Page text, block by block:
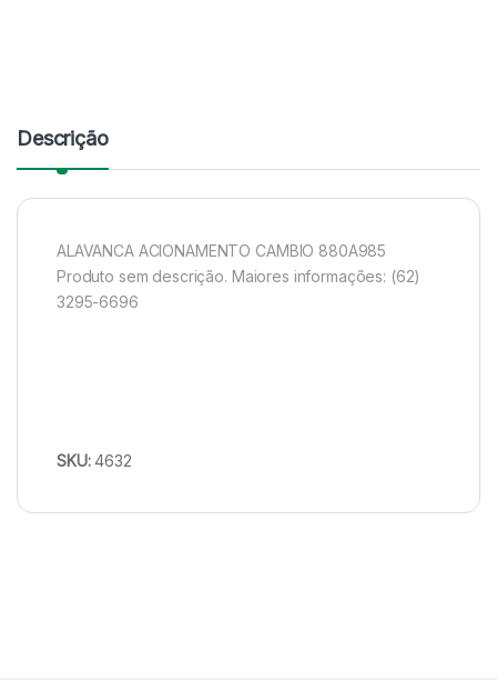
Descrição
ALAVANCA ACIONAMENTO CAMBIO 880A985
Produto sem descrição. Maiores informações: (62)
3295-6696
SKU:4632